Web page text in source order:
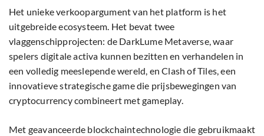
Het unieke verkoopargument van het platform is het
uitgebreide ecosysteem. Het bevat twee
vlaggenschipprojecten: de DarkLume Metaverse, waar
spelers digitale activa kunnen bezitten en verhandelen in
een volledig meeslepende wereld, en Clash of Tiles, een
innovatieve strategische game die prijsbewegingen van
cryptocurrency combineert met gameplay.
Met geavanceerde blockchaintechnologie die gebruikmaakt